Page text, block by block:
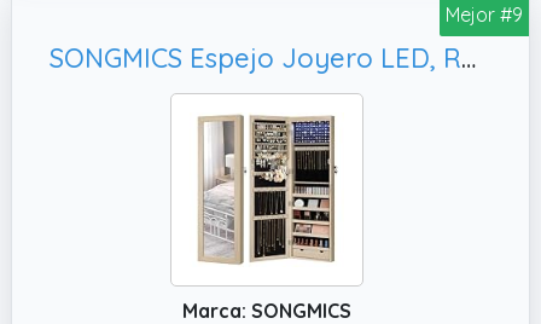
Mejor #9
SONGMICS Espejo Joyero LED, Roble JJC093M01
Marca: SONGMICS